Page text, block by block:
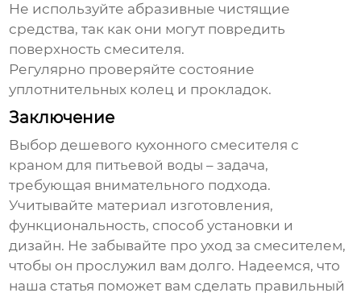
Не используйте абразивные чистящие
средства, так как они могут повредить
поверхность смесителя.
Регулярно проверяйте состояние
уплотнительных колец и прокладок.
Заключение
Выбордешевого кухонного смесителя с
краном для питьевой воды – задача,
требующая внимательного подхода.
Учитывайте материал изготовления,
функциональность, способ установки и
дизайн. Не забывайте про уход за смесителем,
чтобы он прослужил вам долго. Надеемся, что
наша статья поможет вам сделать правильный